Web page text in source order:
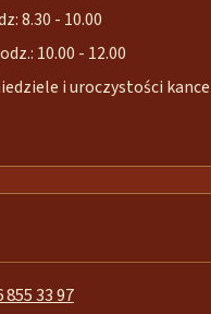
8.30 - 10.00
10.00 - 12.00
i uroczystości
855 33 97